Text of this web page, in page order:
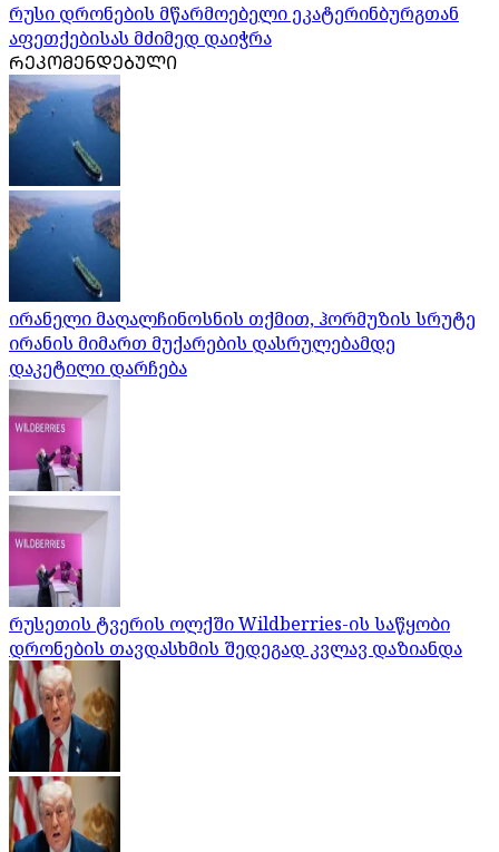
რუსი დრონების მწარმოებელი ეკატერინბურგთან
აფეთქებისას მძიმედ დაიჭრა
ᲠᲔᲙᲝᲛᲔᲜᲓᲔᲑᲣᲚᲘ
ირანელი მაღალჩინოსნის თქმით, ჰორმუზის სრუტე
ირანის მიმართ მუქარების დასრულებამდე
დაკეტილი დარჩება
რუსეთის ტვერის ოლქში Wildberries-ის საწყობი
დრონების თავდასხმის შედეგად კვლავ დაზიანდა